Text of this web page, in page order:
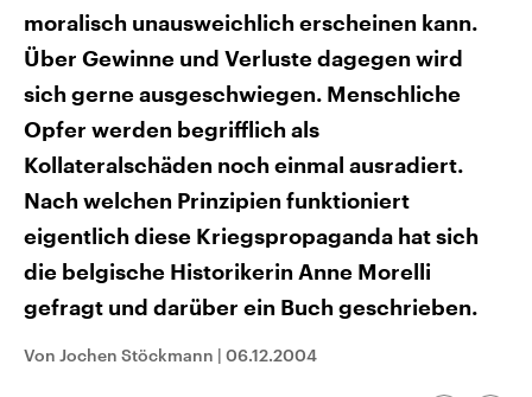
Landtagswahl Sachsen-Anhalt
Alle Informationen
September 2026 einen neuen
Bundesland von einer Koalition aus
CDU, SPD und FDP regiert.-
Umfragen, Prognosen,
Wahlprogramme, aktuelle Berichte
und Hintergründe zu den Parteien
und Kandidaten der anstehenden
Wahl.
USA
Hintergründe
Wirtschaftlich und
gehören die Vereinigten
mit großem Einfluss auf
aktuelle Weltgeschehen.
Sendungen Programm Podcasts
Audio-Archiv
moralisch unausweichlich erscheinen kann.
Über Gewinne und Verluste dagegen wird
sich gerne ausgeschwiegen. Menschliche
Opfer werden begrifflich als
Kollateralschäden noch einmal ausradiert.
Nach welchen Prinzipien funktioniert
eigentlich diese Kriegspropaganda hat sich
die belgische Historikerin Anne Morelli
gefragt und darüber ein Buch geschrieben.
Von Jochen Stöckmann | 06.12.2004